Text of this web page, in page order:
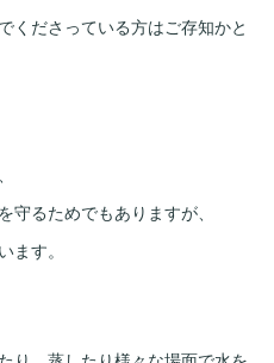
くださっている方はご存知かと
守るためでもありますが、
ます。